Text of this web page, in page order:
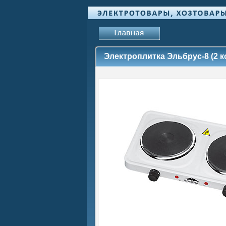
Электроплитка Эльбрус-8 (2